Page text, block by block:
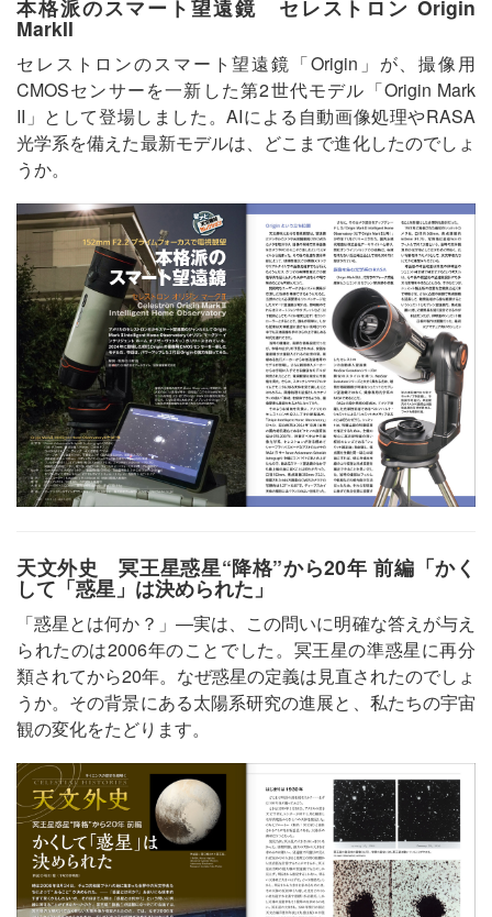
本格派のスマート望遠鏡 セレストロン Origin
MarkII
セレストロンのスマート望遠鏡「Origin」が、撮像用
CMOSセンサーを一新した第2世代モデル「Origin Mark
II」として登場しました。AIによる自動画像処理やRASA
光学系を備えた最新モデルは、どこまで進化したのでしょ
うか。
天文外史 冥王星惑星“降格”から20年 前編「かく
して「惑星」は決められた」
「惑星とは何か？」―実は、この問いに明確な答えが与え
られたのは2006年のことでした。冥王星の準惑星に再分
類されてから20年。なぜ惑星の定義は見直されたのでしょ
うか。その背景にある太陽系研究の進展と、私たちの宇宙
観の変化をたどります。